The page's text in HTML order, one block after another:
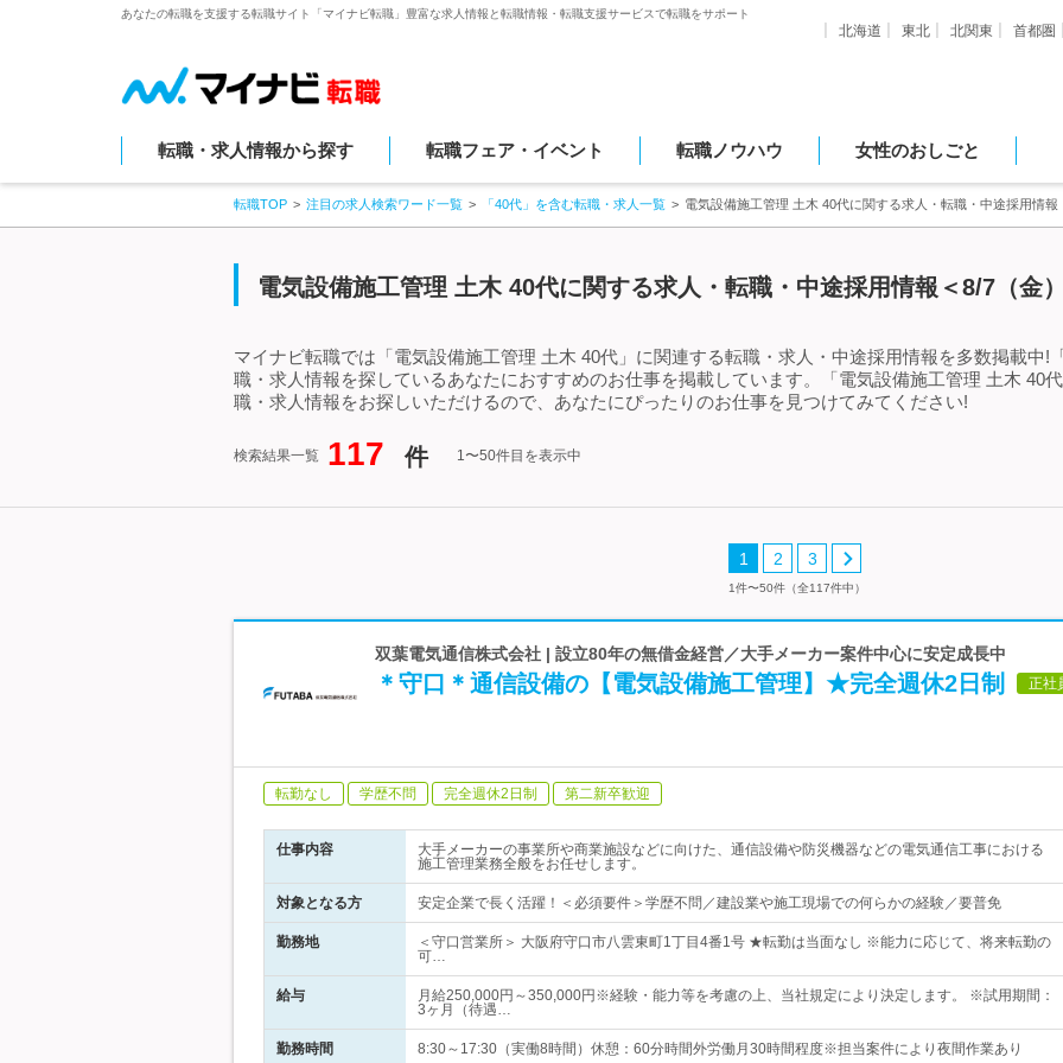
あなたの転職を支援する転職サイト「マイナビ転職」豊富な求人情報と転職情報・転職支援サービスで転職をサポート
北海道 東北 北関東 首都圏
転職・求人情報から探す 転職フェア・イベント 転職ノウハウ 女性のおしごと
転職TOP 注目の求人検索ワード一覧 「40代」を含む転職・求人一覧 電気設備施工管理 土木 40代に関する求人・転職・中途採用情報
電気設備施工管理 土木 40代に関する求人・転職・中途採用情報＜8/7（金
マイナビ転職では「電気設備施工管理 土木 40代」に関連する転職・求人・中途採用情報を多数掲載中!
職・求人情報を探しているあなたにおすすめのお仕事を掲載しています。「電気設備施工管理 土木 40
職・求人情報をお探しいただけるので、あなたにぴったりのお仕事を見つけてみてください!
検索結果一覧 117 件 1〜50件目を表示中
1 2 3
1件〜50件（全117件中）
双葉電気通信株式会社 | 設立80年の無借金経営／大手メーカー案件中心に安定成長中
＊守口＊通信設備の【電気設備施工管理】★完全週休2日制 正社
転勤なし 学歴不問 完全週休2日制 第二新卒歓迎
仕事内容
大手メーカーの事業所や商業施設などに向けた、通信設備や防災機器などの電気通信工事における
施工管理業務全般をお任せします。
対象となる方 安定企業で長く活躍！＜必須要件＞学歴不問／建設業や施工現場での何らかの経験／要普免
勤務地
＜守口営業所＞ 大阪府守口市八雲東町1丁目4番1号 ★転勤は当面なし ※能力に応じて、将来転勤の
可…
給与
月給250,000円～350,000円※経験・能力等を考慮の上、当社規定により決定します。 ※試用期間：
3ヶ月（待遇…
勤務時間 8:30～17:30（実働8時間）休憩：60分時間外労働月30時間程度※担当案件により夜間作業あり